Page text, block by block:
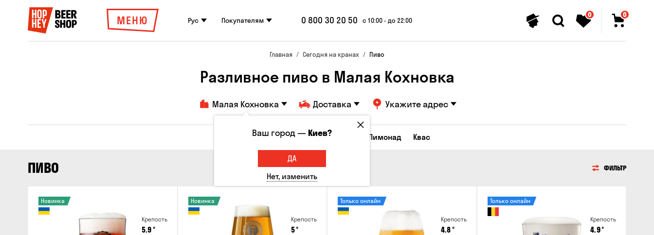
МЕНЮ Рус Покупателям 0 800 30 20 50 с 10:00 - до 22:00
0 0
Главная Сегодня на кранах Пиво
Разливное пиво в Малая Кохновка
Малая Кохновка Доставка Укажите адрес
Все товары Пиво Сидр Лимонад Квас
ПИВО ФИЛЬТР
Крепость
5.9°
Новинка
Крепость
5°
Новинка
Крепость
4.8°
Только онлайн
Крепость
4.9°
Только онлайн
Ваш город —Киев?
ДА
Нет, изменить